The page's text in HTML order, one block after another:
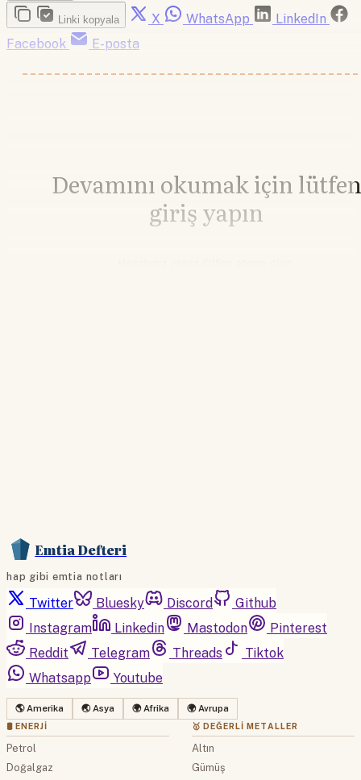
Linki kopyala X WhatsApp
LinkedIn
Facebook
E-posta
Devamını okumak için lütfen
giriş yapın
Emtia Defteri
hap gibi emtia notları
Twitter Bluesky Discord
Github
Instagram
Linkedin Mastodon
Pinterest
Reddit
Telegram Threads
Tiktok
Whatsapp
Youtube
🌎 Amerika 🌏 Asya 🌍 Afrika 🌍 Avrupa
🛢 ENERJI
Petrol
Doğalgaz
🥇 DEĞERLI METALLER
Altın
Gümüş